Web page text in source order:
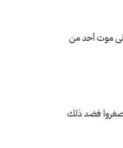
موت أحد من
صغروا فضد ذلك